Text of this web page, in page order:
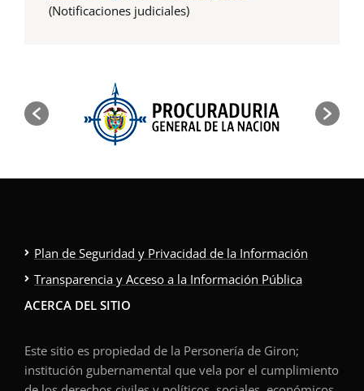
(Notificaciones judiciales)
Plan de Seguridad y Privacidad de la Información
Transparencia y Acceso a la Información Pública
ACERCA DEL SITIO
Este sitio es propiedad de la Personería de Giron;
institución gubernamental que vela por el cumplimiento